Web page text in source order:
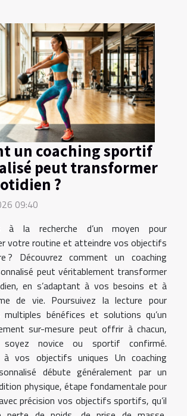
un coaching sportif
peut transformer
?
09:40
à la recherche d’un moyen pour
votre routine et atteindre vos objectifs
? Découvrez comment un coaching
peut véritablement transformer
en s’adaptant à vos besoins et à
de vie. Poursuivez la lecture pour
multiples bénéfices et solutions qu’un
sur-mesure peut offrir à chacun,
novice ou sportif confirmé.
à vos objectifs uniques Un coaching
débute généralement par un
physique, étape fondamentale pour
précision vos objectifs sportifs, qu’il